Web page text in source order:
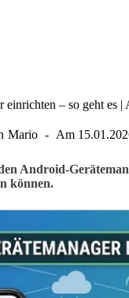
einrichten – so geht es |
Mario Am
Android-
können.